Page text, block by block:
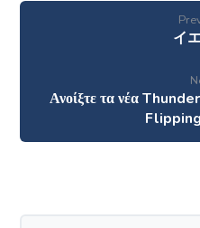
イ
Ανοίξτε τα νέα